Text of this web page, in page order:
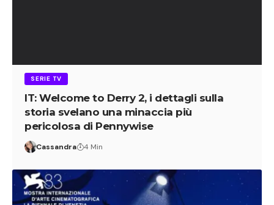
SERIE TV
IT: Welcome to Derry 2, i dettagli sulla
storia svelano una minaccia più
pericolosa di Pennywise
Cassandra 4 Min